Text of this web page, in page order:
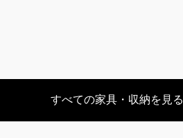
すべての家具・収納を見る